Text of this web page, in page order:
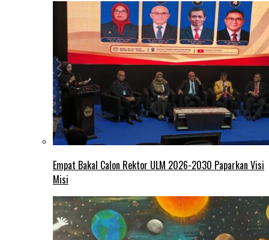
Empat Bakal Calon Rektor ULM 2026-2030 Paparkan Visi
Misi